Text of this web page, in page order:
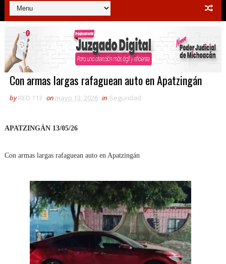
Con armas largas rafaguean auto en Apatzingán
by RED 113 on mayo 13, 2026 in Seguridad
APATZINGÁN 13/05/26
Con armas largas rafaguean auto en Apatzingán